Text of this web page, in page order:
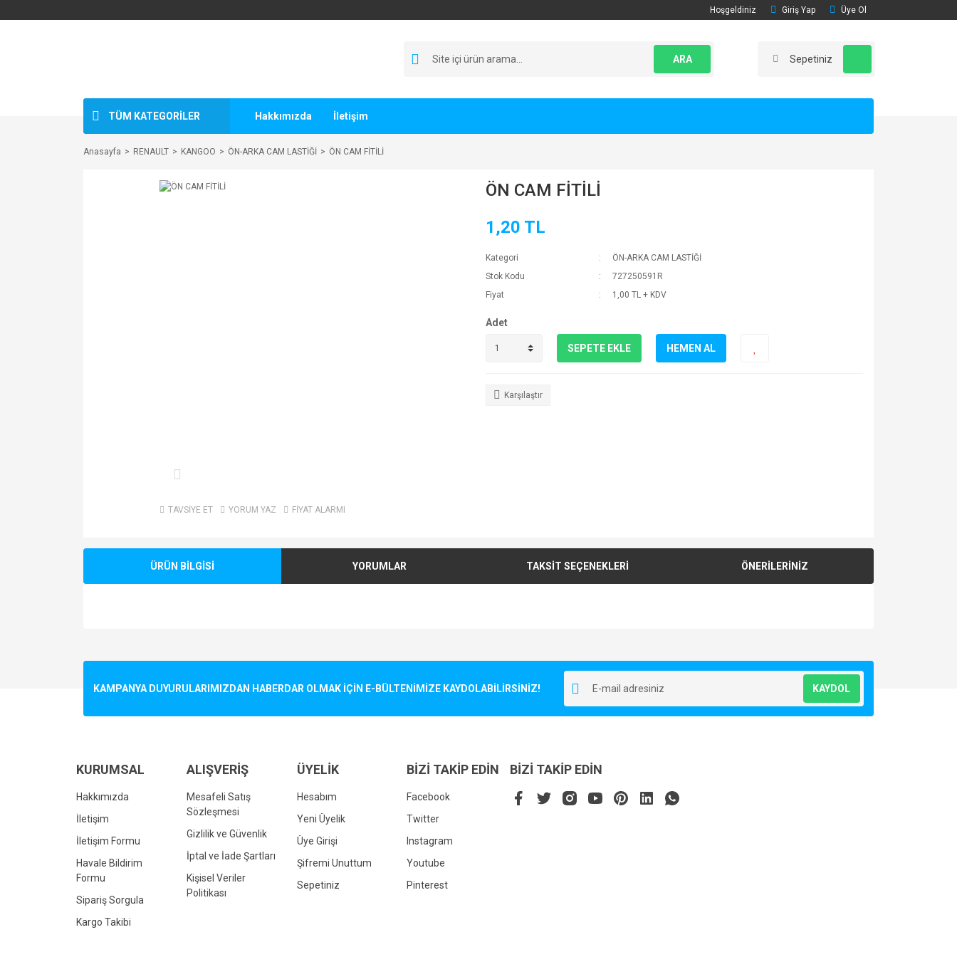
Hoşgeldiniz Giriş Yap Üye Ol
ARA Sepetiniz
TÜM KATEGORİLER Hakkımızda İletişim
Anasayfa RENAULT KANGOO ÖN-ARKA CAM LASTİĞİ ÖN CAM FİTİLİ
TAVSİYE ET YORUM YAZ FİYAT ALARMI
ÖN CAM FİTİLİ
1,20 TL
Kategori
ÖN-ARKA CAM LASTİĞİ
Stok Kodu
727250591R
Fiyat
1,00 TL + KDV
Adet
SEPETE EKLE HEMEN AL
Karşılaştır
ÜRÜN BİLGİSİ YORUMLAR TAKSİT SEÇENEKLERİ ÖNERİLERİNİZ
Ürün resmi kalitesiz, bozuk veya görüntülenemiyor.
Bu ürüne benzer farklı alternatifler olmalı.
KAMPANYA DUYURULARIMIZDAN HABERDAR OLMAK İÇİN E-BÜLTENİMİZE KAYDOLABİLİRSİNİZ! KAYDOL
KURUMSAL
Hakkımızda
İletişim
İletişim Formu
Havale Bildirim
Formu
Sipariş Sorgula
Kargo Takibi
ALIŞVERİŞ
Mesafeli Satış
Sözleşmesi
Gizlilik ve Güvenlik
İptal ve İade Şartları
Kişisel Veriler
Politikası
ÜYELİK
Hesabım
Yeni Üyelik
Üye Girişi
Şifremi Unuttum
Sepetiniz
BİZİ TAKİP EDİN
Facebook
Twitter
Instagram
Youtube
Pinterest
BİZİ TAKİP EDİN